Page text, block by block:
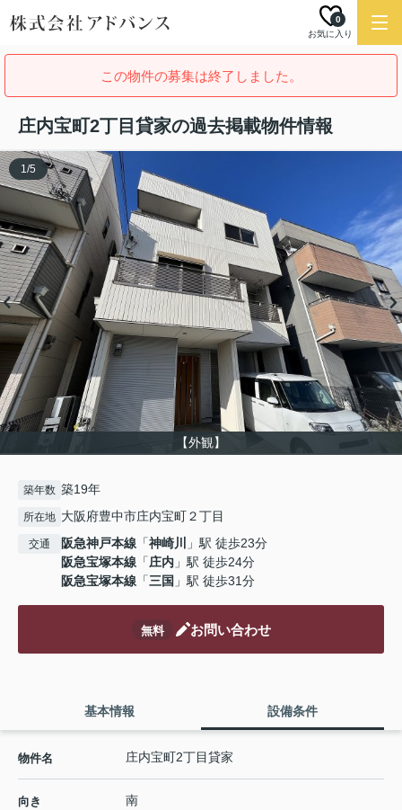
お気に入り
0
この物件の募集は終了しました。
庄内宝町2丁目貸家の過去掲載物件情報
【外観】
1/5
築年数 築19年
所在地 大阪府豊中市庄内宝町２丁目
交通 阪急神戸本線 「神崎川
」駅 徒歩23分
阪急宝塚本線 「庄内 」駅 徒歩24分
阪急宝塚本線 「三国 」駅 徒歩31分
無料 お問い合わせ
基本情報 設備条件
物件名 庄内宝町2丁目貸家
向き 南